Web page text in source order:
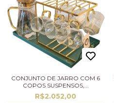
CONJUNTO DE JARRO COM 6
COPOS SUSPENSOS,...
R$2.052,00